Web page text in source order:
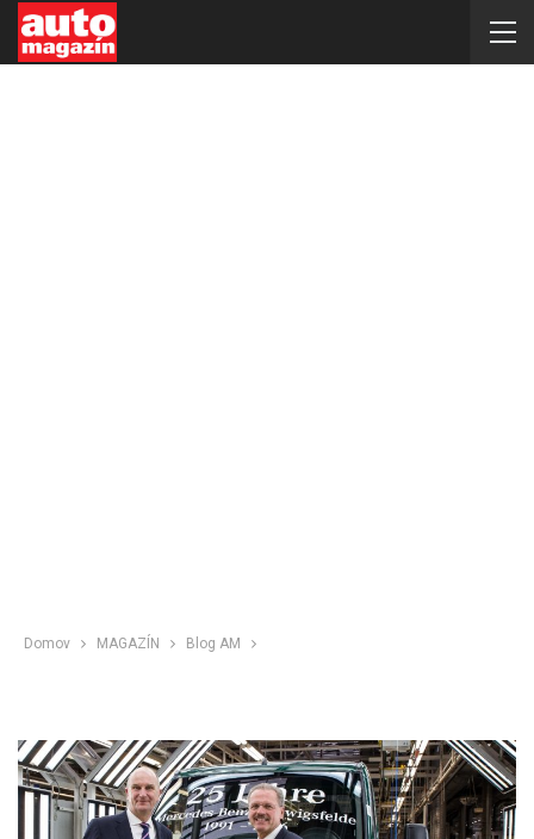
Domov MAGAZÍN Blog AM